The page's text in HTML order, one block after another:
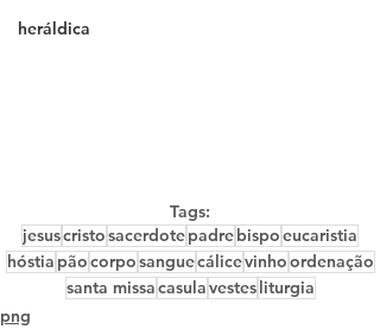
heráldica
Tags:
jesuscristosacerdotepadrebispoeucaristia
hóstia pãocorposanguecálicevinhoordenação
santa missacasulavestesliturgia
png